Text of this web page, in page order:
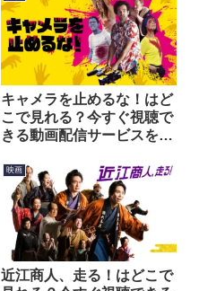
キャメラを止めるな！はど
こで見れる？今すぐ視聴で
きる動画配信サービスを紹
映画
近江商人、走る！はどこで